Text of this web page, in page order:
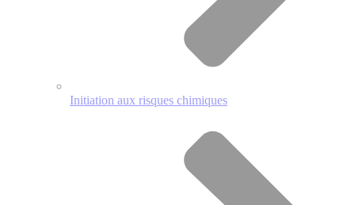
Initiation aux risques chimiques